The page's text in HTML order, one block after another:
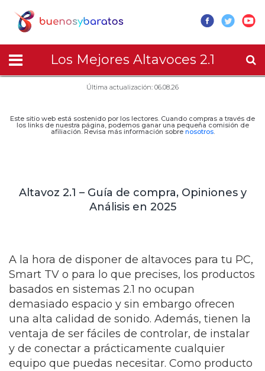
Los Mejores Altavoces 2.1
Última actualización: 06.08.26
Este sitio web está sostenido por los lectores. Cuando compras a través de
los links de nuestra página, podemos ganar una pequeña comisión de
afiliación. Revisa más información sobre nosotros.
Altavoz 2.1 – Guía de compra, Opiniones y
Análisis en 2025
A la hora de disponer de altavoces para tu PC,
Smart TV o para lo que precises, los productos
basados en sistemas 2.1 no ocupan
demasiado espacio y sin embargo ofrecen
una alta calidad de sonido. Además, tienen la
ventaja de ser fáciles de controlar, de instalar
y de conectar a prácticamente cualquier
equipo que puedas necesitar. Como producto